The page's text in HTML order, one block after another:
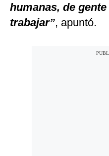
humanas, de
trabajar”, apuntó.